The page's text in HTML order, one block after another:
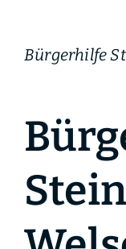
Bürgerhilfe